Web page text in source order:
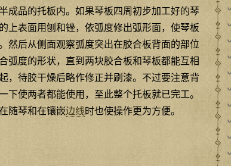
成品的托板内。如果琴板四周初步加工好的琴
上表面用刨和锉，依弧度修出弧形面，使琴板
然后从侧面观察弧度突出在胶合板背面的部位
弧度的形状，直到两块胶合板和琴板都能互相
，待胶干燥后略作修正并刷漆。不过要注意背
使两者都能使用，至此整个托板就已完工。
随琴和在镶嵌边线时也使操作更为方便。